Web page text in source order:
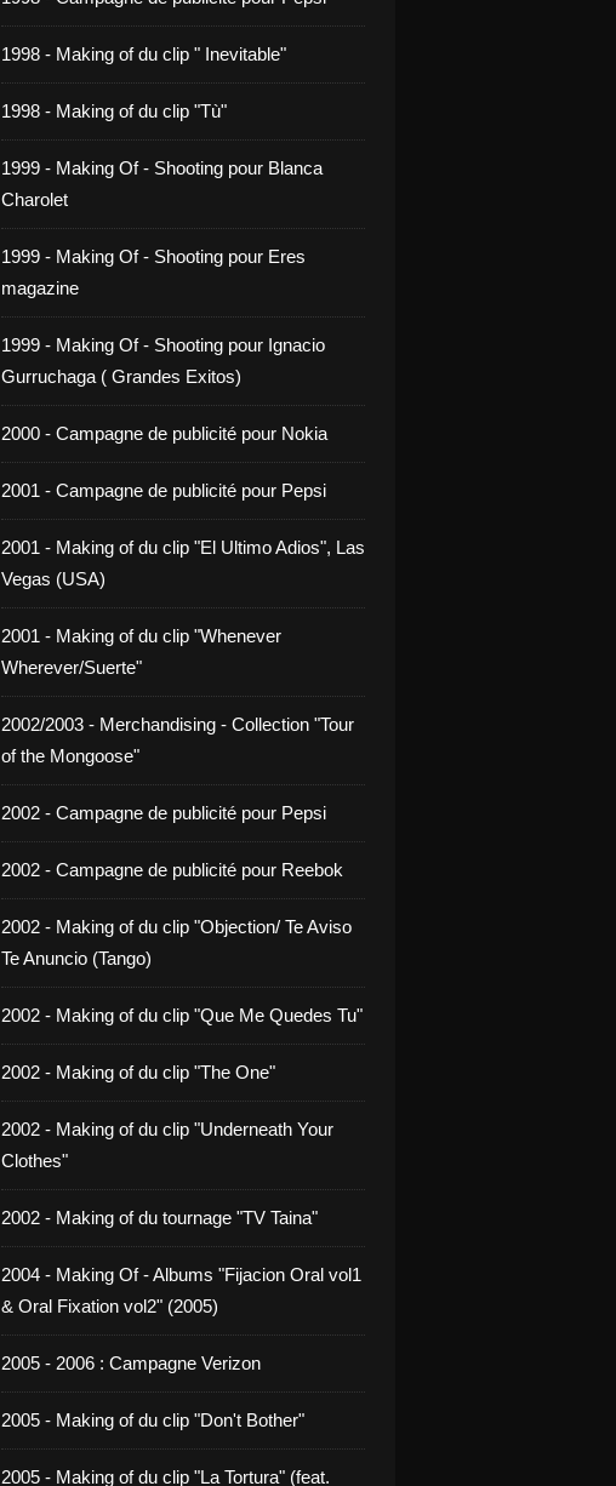
1998 - Making of du clip " Inevitable"
1998 - Making of du clip "Tù"
1999 - Making Of - Shooting pour Blanca
Charolet
1999 - Making Of - Shooting pour Eres
magazine
1999 - Making Of - Shooting pour Ignacio
Gurruchaga ( Grandes Exitos)
2000 - Campagne de publicité pour Nokia
2001 - Campagne de publicité pour Pepsi
2001 - Making of du clip "El Ultimo Adios", Las
Vegas (USA)
2001 - Making of du clip "Whenever
Wherever/Suerte"
2002/2003 - Merchandising - Collection "Tour
of the Mongoose"
2002 - Campagne de publicité pour Pepsi
2002 - Campagne de publicité pour Reebok
2002 - Making of du clip "Objection/ Te Aviso
Te Anuncio (Tango)
2002 - Making of du clip "Que Me Quedes Tu"
2002 - Making of du clip "The One"
2002 - Making of du clip "Underneath Your
Clothes"
2002 - Making of du tournage "TV Taina"
2004 - Making Of - Albums "Fijacion Oral vol1
& Oral Fixation vol2" (2005)
2005 - 2006 : Campagne Verizon
2005 - Making of du clip "Don't Bother"
2005 - Making of du clip "La Tortura" (feat.